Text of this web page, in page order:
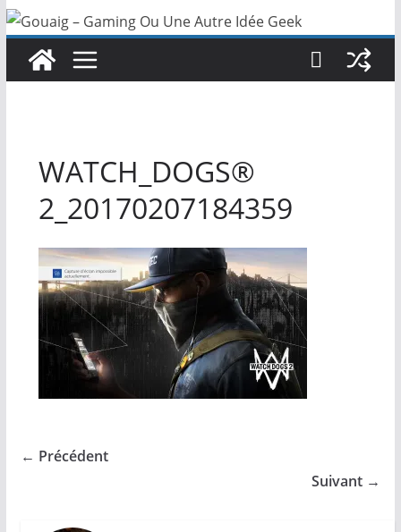
WATCH_DOGS®
2_20170207184359
← Précédent
Suivant →